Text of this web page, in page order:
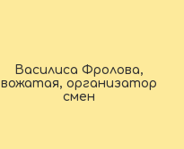
Василиса Фролова,
вожатая, организатор
смен